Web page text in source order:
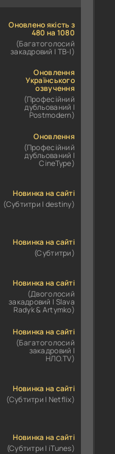
Оновлено якість з
480 на 1080
(Багатоголосий
закадровий | ТВ-І)
Оновлення
Українського
озвучення
(Професійний
дубльований |
Postmodern)
Оновлення
(Професійний
дубльований |
CineType)
Новинка на сайті
(Субтитри | destiny)
Новинка на сайті
(Субтитри)
Новинка на сайті
(Двоголосий
закадровий | Slava
Radyk & Artymko)
Новинка на сайті
(Багатоголосий
закадровий |
НЛО.TV)
Новинка на сайті
(Субтитри | Netflix)
Новинка на сайті
(Субтитри | iTunes)